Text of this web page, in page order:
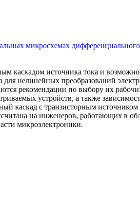
микросхемах
каскадом источника тока и
для нелинейных преобразований
рекомендации по выбору их
устройств, а также
каскад с транзисторным
на инженеров, работающих в
микроэлектроники.